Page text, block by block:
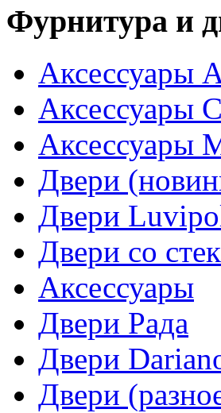
Фурнитура и
Аксессуары
Аксессуары
Аксессуары
Двери
Двери
Двери со
Аксессуары
Двери Рада
Двери
Двери